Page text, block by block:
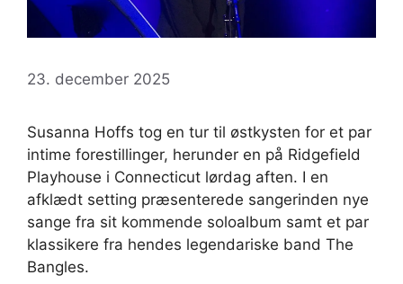
23. december 2025
Susanna Hoffs tog en tur til østkysten for et par
intime forestillinger, herunder en på Ridgefield
Playhouse i Connecticut lørdag aften. I en
afklædt setting præsenterede sangerinden nye
sange fra sit kommende soloalbum samt et par
klassikere fra hendes legendariske band The
Bangles.